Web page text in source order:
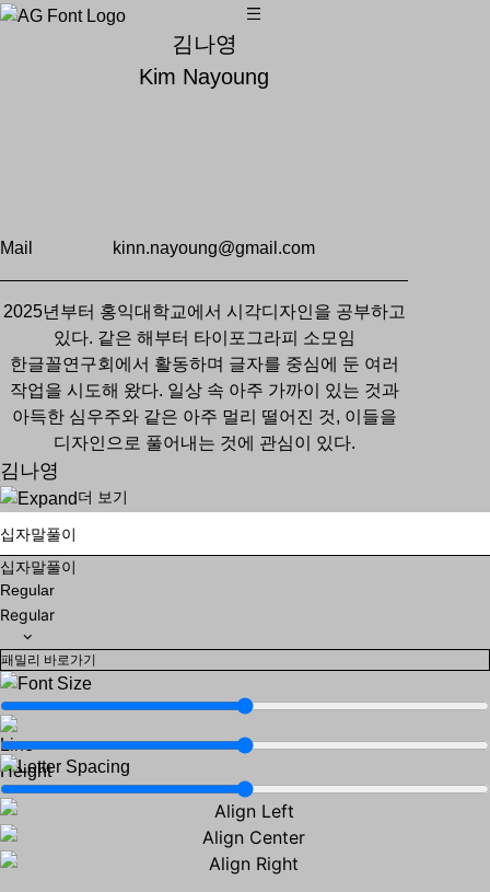
김나영
Kim Nayoung
Mail kinn.nayoung@gmail.com
2025년부터 홍익대학교에서 시각디자인을 공부하고
있다. 같은 해부터 타이포그라피 소모임
한글꼴연구회에서 활동하며 글자를 중심에 둔 여러
작업을 시도해 왔다. 일상 속 아주 가까이 있는 것과
아득한 심우주와 같은 아주 멀리 떨어진 것, 이들을
디자인으로 풀어내는 것에 관심이 있다.
김나영
더 보기
십자말풀이
십자말풀이
Regular
Regular
패밀리 바로가기